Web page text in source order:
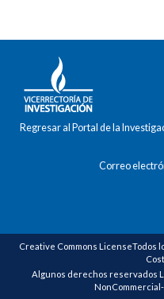
Regresar al Portal de la
Correo
Creative Commons
Algunos derechos reservados